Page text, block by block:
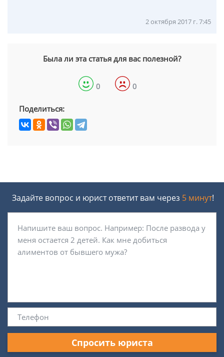
2 октября 2017 г. 7:45
Была ли эта статья для вас полезной?
0 0
Поделиться:
Задайте вопрос и юрист ответит вам через 5 минут!
Спросить юриста